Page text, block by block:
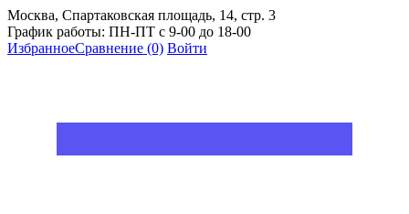
Москва, Спартаковская площадь, 14, стр. 3
График работы: ПН-ПТ с 9-00 до 18-00
ИзбранноеСравнение (0) Войти